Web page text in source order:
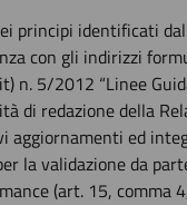
principi identificati dal
con gli indirizzi
n. 5/2012 “Linee
di redazione della
aggiornamenti ed
la validazione da
(art. 15, comma